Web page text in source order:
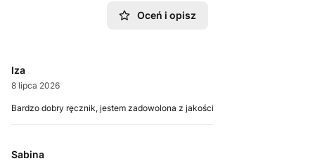
Oceń i opisz
Iza
8 lipca 2026
Bardzo dobry ręcznik, jestem zadowolona z jakości
Sabina